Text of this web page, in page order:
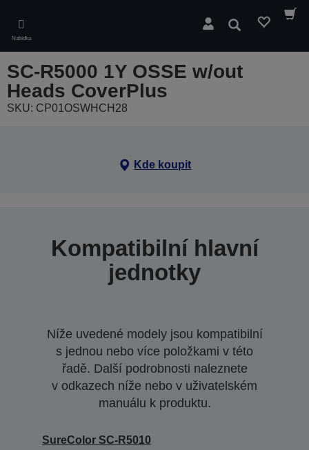
main
content
Nabídka
Hledat
SC-R5000 1Y OSSE w/out
Heads CoverPlus
SKU: CP01OSWHCH28
Kde koupit
Kompatibilní hlavní
jednotky
Níže uvedené modely jsou kompatibilní
s jednou nebo více položkami v této
řadě. Další podrobnosti naleznete
v odkazech níže nebo v uživatelském
manuálu k produktu.
SureColor SC-R5010